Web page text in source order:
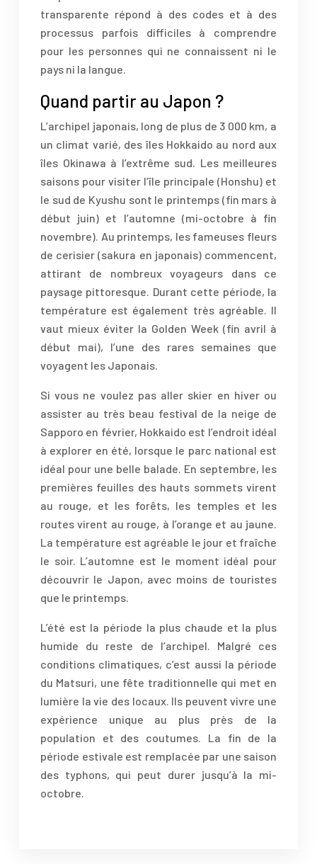
transparente répond à des codes et à des
processus parfois difficiles à comprendre
pour les personnes qui ne connaissent ni le
pays ni la langue.
Quand partir au Japon ?
L’archipel japonais, long de plus de 3 000 km, a
un climat varié, des îles Hokkaido au nord aux
îles Okinawa à l’extrême sud. Les meilleures
saisons pour visiter l’île principale (Honshu) et
le sud de Kyushu sont le printemps (fin mars à
début juin) et l’automne (mi-octobre à fin
novembre). Au printemps, les fameuses fleurs
de cerisier (sakura en japonais) commencent,
attirant de nombreux voyageurs dans ce
paysage pittoresque. Durant cette période, la
température est également très agréable. Il
vaut mieux éviter la Golden Week (fin avril à
début mai), l’une des rares semaines que
voyagent les Japonais.
Si vous ne voulez pas aller skier en hiver ou
assister au très beau festival de la neige de
Sapporo en février, Hokkaido est l’endroit idéal
à explorer en été, lorsque le parc national est
idéal pour une belle balade. En septembre, les
premières feuilles des hauts sommets virent
au rouge, et les forêts, les temples et les
routes virent au rouge, à l’orange et au jaune.
La température est agréable le jour et fraîche
le soir. L’automne est le moment idéal pour
découvrir le Japon, avec moins de touristes
que le printemps.
L’été est la période la plus chaude et la plus
humide du reste de l’archipel. Malgré ces
conditions climatiques, c’est aussi la période
du Matsuri, une fête traditionnelle qui met en
lumière la vie des locaux. Ils peuvent vivre une
expérience unique au plus près de la
population et des coutumes. La fin de la
période estivale est remplacée par une saison
des typhons, qui peut durer jusqu’à la mi-
octobre.